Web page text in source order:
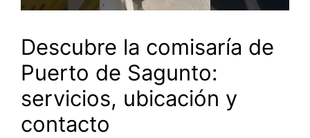
Descubre la comisaría de
Puerto de Sagunto:
servicios, ubicación y
contacto